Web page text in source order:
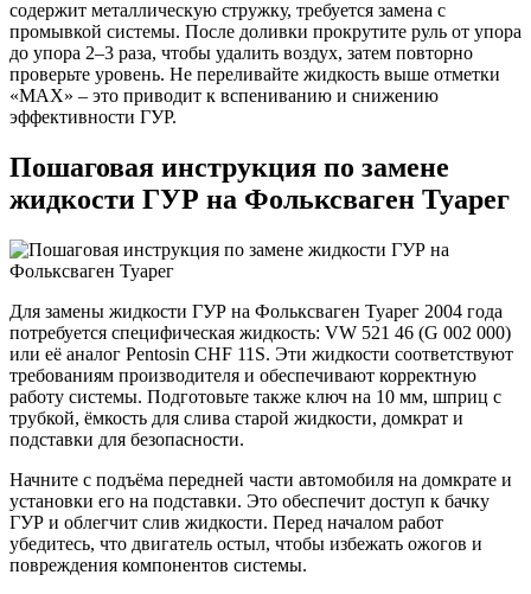
содержит металлическую стружку, требуется замена с
промывкой системы. После доливки прокрутите руль от упора
до упора 2–3 раза, чтобы удалить воздух, затем повторно
проверьте уровень. Не переливайте жидкость выше отметки
«MAX» – это приводит к вспениванию и снижению
эффективности ГУР.
Пошаговая инструкция по замене
жидкости ГУР на Фольксваген Туарег
Для замены жидкости ГУР на Фольксваген Туарег 2004 года
потребуется специфическая жидкость: VW 521 46 (G 002 000)
или её аналог Pentosin CHF 11S. Эти жидкости соответствуют
требованиям производителя и обеспечивают корректную
работу системы. Подготовьте также ключ на 10 мм, шприц с
трубкой, ёмкость для слива старой жидкости, домкрат и
подставки для безопасности.
Начните с подъёма передней части автомобиля на домкрате и
установки его на подставки. Это обеспечит доступ к бачку
ГУР и облегчит слив жидкости. Перед началом работ
убедитесь, что двигатель остыл, чтобы избежать ожогов и
повреждения компонентов системы.